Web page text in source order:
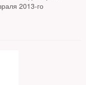
2013-го